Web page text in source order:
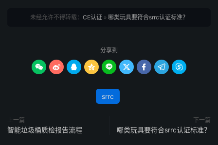
未经允许不得转载： CE认证» 哪类玩具要符合srrc认证标准？
分享到
        
srrc
上一篇
智能垃圾桶质检报告流程
下一篇
哪类玩具要符合srrc认证标准？